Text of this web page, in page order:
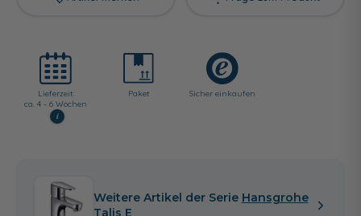
Lieferzeit:
ca. 4 - 6 Wochen
i
Paket Sicher einkaufen
Weitere Artikel der Serie Hansgrohe
Talis E